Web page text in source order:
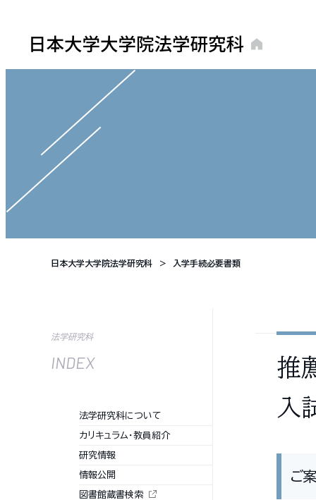
日本大学大学院法学研究科 入学手続必要書類
推
入
ご
法学研究科
INDEX
法学研究科について
カリキュラム・教員紹介
研究情報
情報公開
図書館蔵書検索